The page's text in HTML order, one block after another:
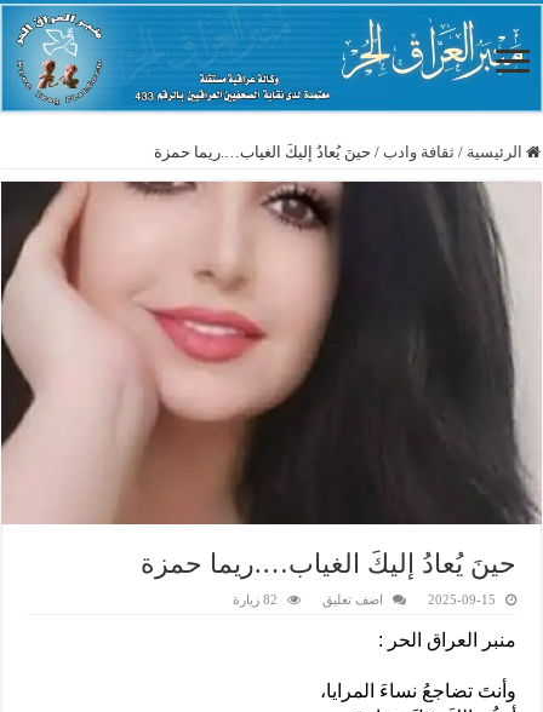
الرئيسية / ثقافة وادب / حينَ يُعادُ إليكَ الغياب….ريما حمزة
حينَ يُعادُ إليكَ الغياب….ريما حمزة
2025-09-15 اضف تعليق 82 زيارة
منبر العراق الحر :
وأنتَ تضاجعُ نساءَ المرايا،